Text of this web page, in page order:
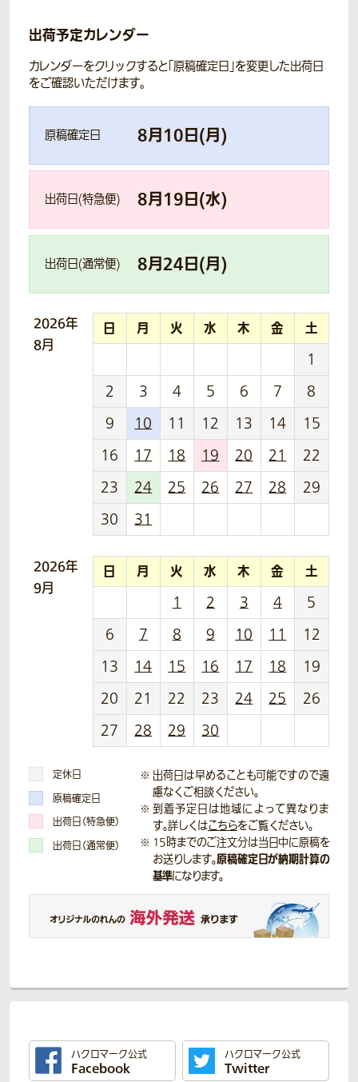
出荷予定カレンダー
カレンダーをクリックすると「原稿確定日」を変更した出荷日
をご確認いただけます。
原稿確定日 8月10日(月)
出荷日(特急便) 8月19日(水)
出荷日(通常便) 8月24日(月)
2026年
8月
日 月 火 水 木 金 土
1
2
3 4 5 6 7
8
9
10 11 12 13 14
15
16
17 18 19 20 21
22
23
24 25 26 27 28
29
30
31
2026年
9月
日 月 火 水 木 金 土
1 2 3 4
5
6
7 8 9 10 11
12
13
14 15 16 17 18
19
20
21 22 23 24 25
26
27
28 29 30
定休日
原稿確定日
出荷日（特急便）
出荷日（通常便）
出荷日は早めることも可能ですので遠
慮なくご相談ください。
到着予定日は地域によって異なりま
す。詳しくはこちらをご覧ください。
15時までのご注文分は当日中に原稿を
お送りします。原稿確定日が納期計算の
基準になります。
ハクロマーク公式
Facebook
ハクロマーク公式
Twitter